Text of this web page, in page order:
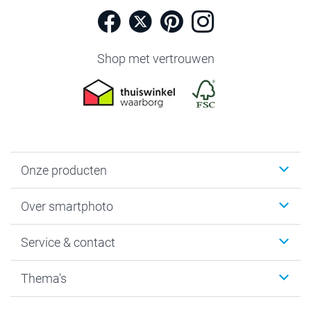
Shop met vertrouwen
Onze producten
Fotoboeken
Fotocadeaus
Kaarten
Over smartphoto
Vacatures
Bestelproces
Service & contact
Tevredenheidsgarantie
Thema's